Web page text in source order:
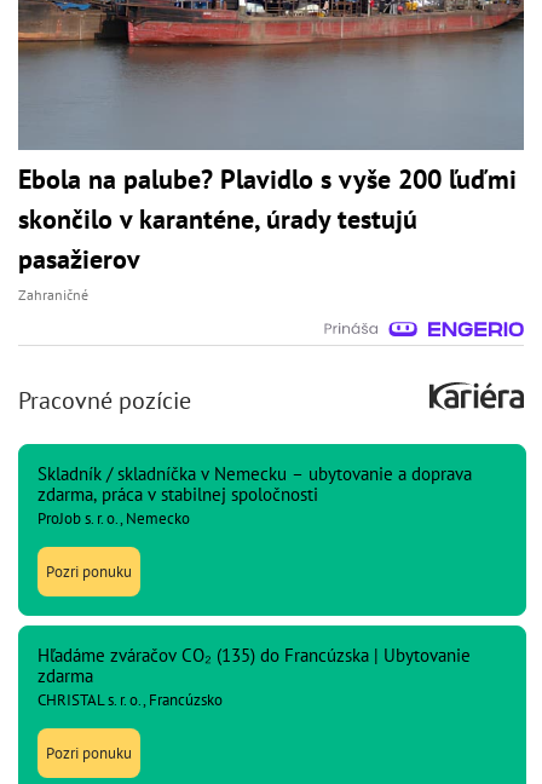
Ebola na palube? Plavidlo s vyše 200 ľuďmi
skončilo v karanténe, úrady testujú
pasažierov
Zahraničné
Pracovné pozície
Skladník / skladníčka v Nemecku – ubytovanie a doprava
zdarma, práca v stabilnej spoločnosti
ProJob s. r. o., Nemecko
Pozri ponuku
Hľadáme zváračov CO₂ (135) do Francúzska | Ubytovanie
zdarma
CHRISTAL s. r. o., Francúzsko
Pozri ponuku